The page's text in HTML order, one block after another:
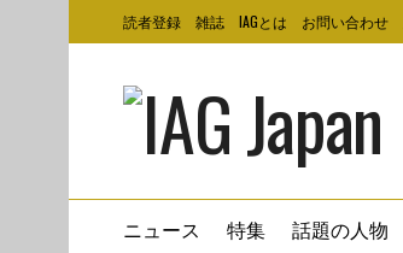
読者登録 雑誌 IAGとは お問い合わせ
ニュース 特集 話題の人物